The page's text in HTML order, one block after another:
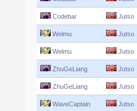
Codebar Jutso
Welmu Jutso
Welmu Jutso
ZhuGeLiang Jutso
ZhuGeLiang Jutso
WaveCaptain Jutso